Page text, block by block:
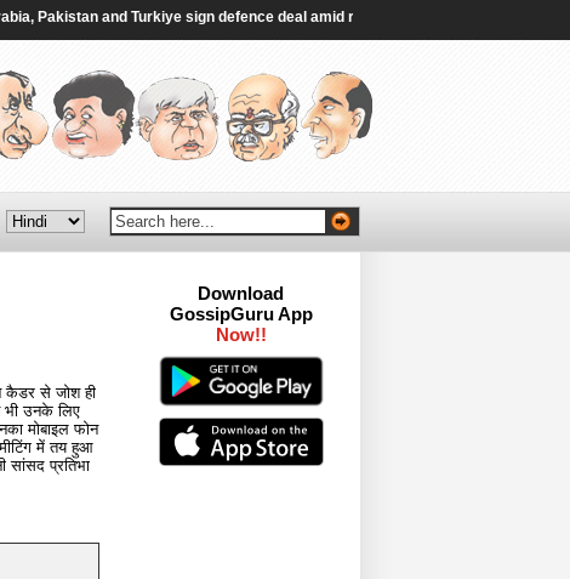
Pakistan and Turkiye sign defence deal amid regional turmoil - Al Jazeera
कैडर से जोश ही
भी उनके लिए
मोबाइल फोन
में तय हुआ
सांसद प्रतिभा
Download
GossipGuru App
Now!!